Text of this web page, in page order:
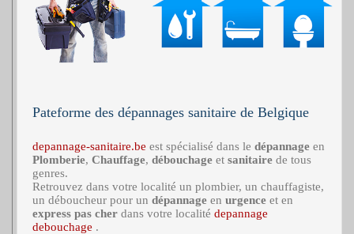
Pateforme des dépannages sanitaire de Belgique
depannage-sanitaire.be est spécialisé dans le dépannage en
Plomberie, Chauffage, débouchage et sanitaire de tous
genres.
Retrouvez dans votre localité un plombier, un chauffagiste,
un déboucheur pour un dépannage en urgence et en
express pas cher dans votre localité depannage
debouchage .